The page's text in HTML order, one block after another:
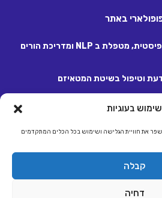
שימוש בעוגיות
את חוויית הגלישה ושימוש בכל הכלים המתקדמים
קבלה
דחיה
באתר
שירן ברביבאי – פסיכותרפיסטית, מטפלת ב NLP ומדריכת הורים
וטיפול בשיטת המטאיזם
אלטרנטיבלי |